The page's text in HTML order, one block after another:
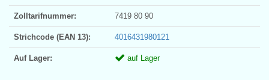
Zolltarifnummer: 7419 80 90
Strichcode (EAN 13): 4016431980121
Auf Lager: auf Lager